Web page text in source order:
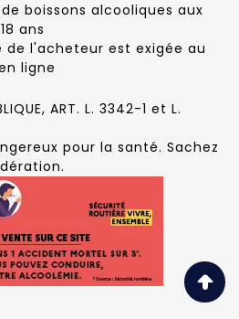
boissons alcooliques aux
ans
de l'acheteur est exigée au
ligne
ART. L. 3342-1 et L.
pour la santé. Sachez